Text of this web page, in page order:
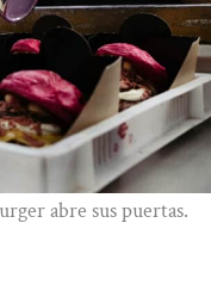
abre sus puertas.